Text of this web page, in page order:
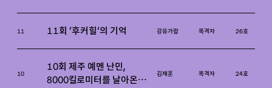
11 11회 ‘후커힐’의 기억 강유가람 목격자 26호
10
10회 제주 예멘 난민,
8000킬로미터를 날아온
김재훈 목격자 24호